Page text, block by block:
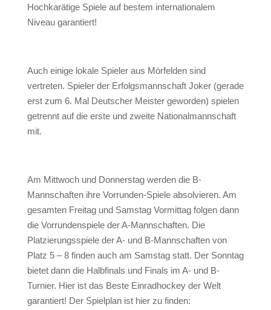
Hochkarätige Spiele auf bestem internationalem
Niveau garantiert!
Auch einige lokale Spieler aus Mörfelden sind
vertreten. Spieler der Erfolgsmannschaft Joker (gerade
erst zum 6. Mal Deutscher Meister geworden) spielen
getrennt auf die erste und zweite Nationalmannschaft
mit.
Am Mittwoch und Donnerstag werden die B-
Mannschaften ihre Vorrunden-Spiele absolvieren. Am
gesamten Freitag und Samstag Vormittag folgen dann
die Vorrundenspiele der A-Mannschaften. Die
Platzierungsspiele der A- und B-Mannschaften von
Platz 5 – 8 finden auch am Samstag statt. Der Sonntag
bietet dann die Halbfinals und Finals im A- und B-
Turnier. Hier ist das Beste Einradhockey der Welt
garantiert! Der Spielplan ist hier zu finden: